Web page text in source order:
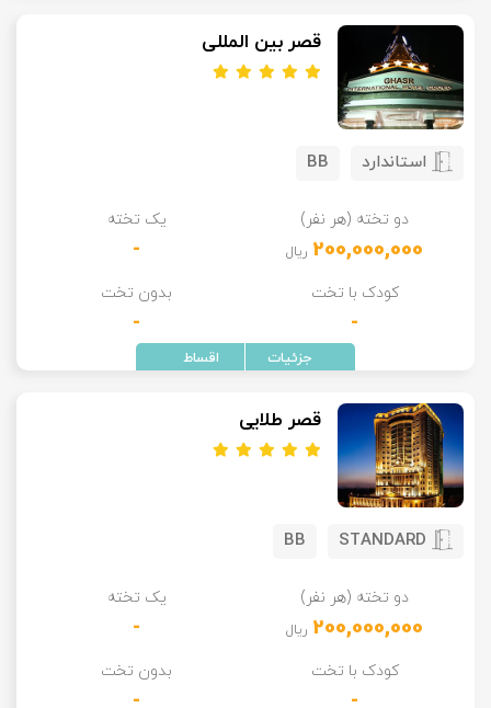
قصر بین المللی
استاندارد BB
دو تخته (هر نفر)
200,000,000 ریال
یک تخته
-
کودک با تخت
-
بدون تخت
-
قصر طلایی
STANDARD
BB
دو تخته (هر نفر)
200,000,000 ریال
یک تخته
-
کودک با تخت
-
بدون تخت
-